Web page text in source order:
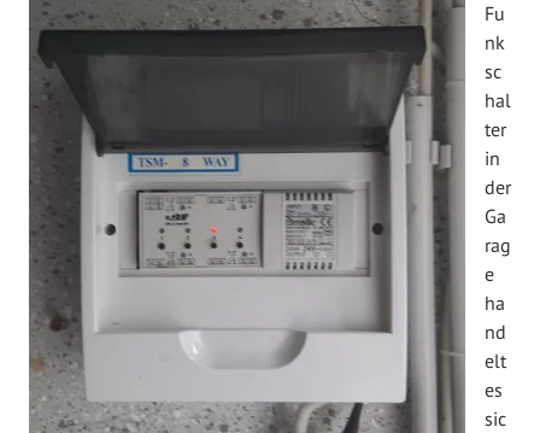
Fu
nk
sc
hal
ter
in
der
Ga
rag
e
ha
nd
elt
es
sic